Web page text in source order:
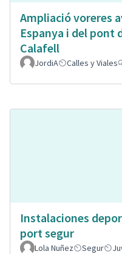
Ampliació voreres
Espanya i del pont
Calafell
JordiA Calles y Viales
Instalaciones
port segur
Lola Nuñez Segur